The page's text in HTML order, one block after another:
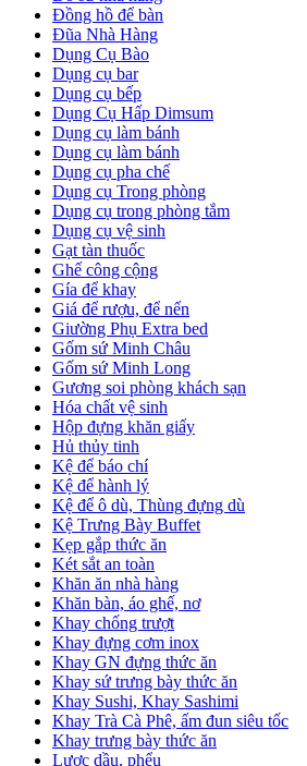
Đồng hồ để bàn
Đũa Nhà Hàng
Dụng Cụ Bào
Dụng cụ bar
Dụng cụ bếp
Dụng Cụ Hấp Dimsum
Dụng cụ làm bánh
Dụng cụ làm bánh
Dụng cụ pha chế
Dụng cụ Trong phòng
Dụng cụ trong phòng tắm
Dụng cụ vệ sinh
Gạt tàn thuốc
Ghế công cộng
Gía để khay
Giá để rượu, để nến
Giường Phụ Extra bed
Gốm sứ Minh Châu
Gốm sứ Minh Long
Gương soi phòng khách sạn
Hóa chất vệ sinh
Hộp đựng khăn giấy
Hủ thủy tinh
Kệ để báo chí
Kệ để hành lý
Kệ để ô dù, Thùng đựng dù
Kệ Trưng Bày Buffet
Kẹp gắp thức ăn
Két sắt an toàn
Khăn ăn nhà hàng
Khăn bàn, áo ghế, nơ
Khay chống trượt
Khay đựng cơm inox
Khay GN đựng thức ăn
Khay sứ trưng bày thức ăn
Khay Sushi, Khay Sashimi
Khay Trà Cà Phê, ấm đun siêu tốc
Khay trưng bày thức ăn
Lược dầu, phểu